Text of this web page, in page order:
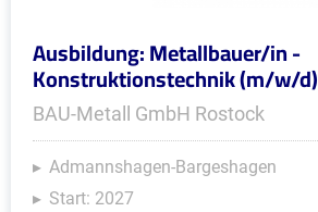
Ausbildung: Metallbauer/in -
Konstruktionstechnik (m/w/d)
BAU-Metall GmbH Rostock
Admannshagen-Bargeshagen
Start: 2027